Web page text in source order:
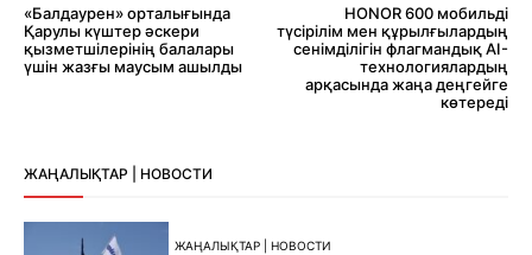
«Балдаурен» орталығында
Қарулы күштер әскери
қызметшілерінің балалары
үшін жазғы маусым ашылды
HONOR 600 мобильді
түсірілім мен құрылғылардың
сенімділігін флагмандық AI-
технологиялардың
арқасында жаңа деңгейге
көтереді
ЖАҢАЛЫҚТАР | НОВОСТИ
ЖАҢАЛЫҚТАР | НОВОСТИ